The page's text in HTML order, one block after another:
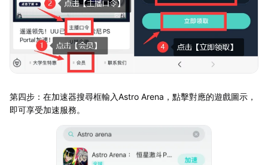
第四步：在加速器搜尋框輸入Astro Arena，點擊對應的遊戲圖示，
即可享受加速服務。